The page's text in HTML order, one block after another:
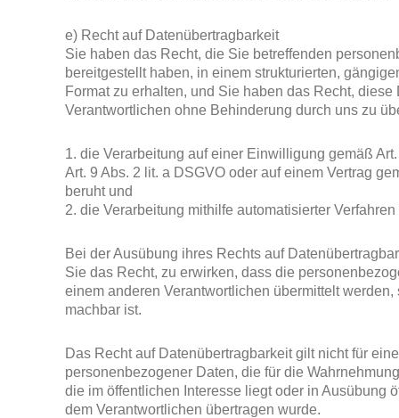
e) Recht auf Datenübertragbarkeit
Sie haben das Recht, die Sie betreffenden
bereitgestellt haben, in einem strukturierten,
Format zu erhalten, und Sie haben das Recht, diese
Verantwortlichen ohne Behinderung durch uns zu
1. die Verarbeitung auf einer Einwilligung gemäß
Art. 9 Abs. 2 lit. a DSGVO oder auf einem Vertrag
beruht und
2. die Verarbeitung mithilfe automatisierter Verfahren
Bei der Ausübung ihres Rechts auf
Sie das Recht, zu erwirken, dass die
einem anderen Verantwortlichen übermittelt
machbar ist.
Das Recht auf Datenübertragbarkeit gilt nicht für
personenbezogener Daten, die für die
die im öffentlichen Interesse liegt oder in Ausübung
dem Verantwortlichen übertragen wurde.